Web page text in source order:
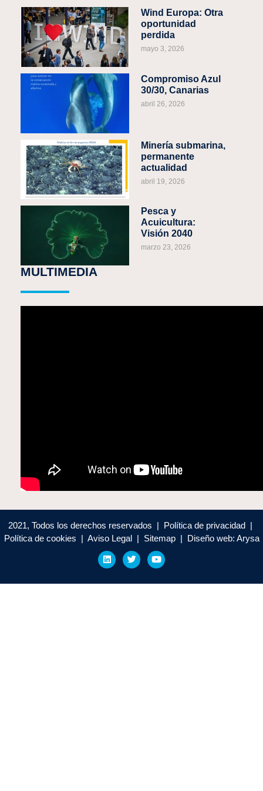
Wind Europa: Otra
oportunidad
perdida
mayo 3, 2026
Compromiso Azul
30/30, Canarias
abril 26, 2026
Minería submarina,
permanente
actualidad
abril 19, 2026
Pesca y
Acuicultura:
Visión 2040
marzo 23, 2026
MULTIMEDIA
2021, Todos los derechos reservados | Política de privacidad |
Política de cookies | Aviso Legal | Sitemap | Diseño web: Arysa